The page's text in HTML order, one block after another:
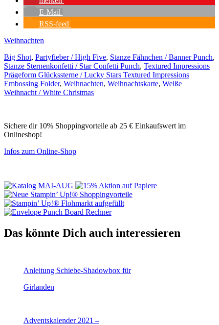
E-Mail
RSS-feed
Weihnachten
Big Shot, Partyfieber / High Five, Stanze Fähnchen / Banner Punch,
Stanze Sternenkonfetti / Star Confetti Punch, Textured Impressions
Prägeform Glückssterne / Lucky Stars Textured Impressions
Embossing Folder, Weihnachten, Weihnachtskarte, Weiße
Weihnacht / White Christmas
Sichere dir 10% Shoppingvorteile ab 25 € Einkaufswert im
Onlineshop!
Infos zum Online-Shop
Das könnte Dich auch interessieren
Anleitung Schiebe-Shadowbox für
Girlanden
Adventskalender 2021 –